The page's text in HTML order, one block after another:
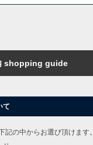
shopping guide
て
記の中からお選び頂けます。